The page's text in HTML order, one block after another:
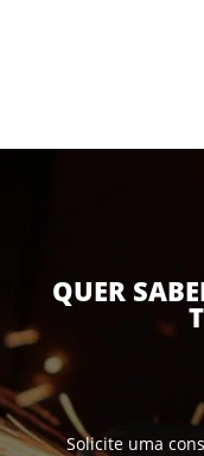
QUER
Solicite uma